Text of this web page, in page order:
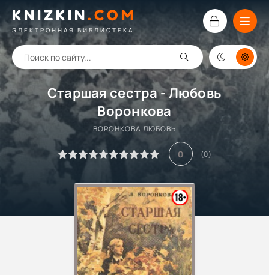
KNIZKIN.COM
ЭЛЕКТРОННАЯ БИБЛИОТЕКА
Старшая сестра - Любовь
Воронкова
ВОРОНКОВА ЛЮБОВЬ
0 (0)